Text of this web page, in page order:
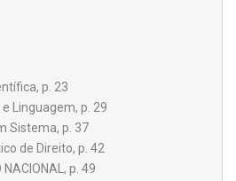
p. 23
Linguagem, p. 29
Sistema, p. 37
de Direito, p. 42
p. 49